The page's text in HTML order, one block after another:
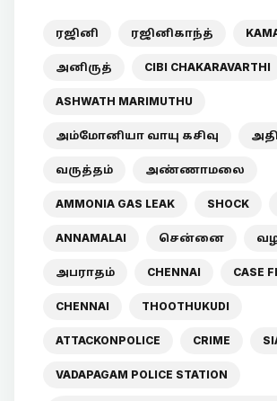
ரஜினி ரஜினிகாந்த்
அனிருத் CIBI CHAKARAVARTHI
ASHWATH MARIMUTHU
அம்மோனியா வாயு கசிவு
வருத்தம் அண்ணாமலை
AMMONIA GAS LEAK SHOCK
ANNAMALAI சென்னை
அபராதம் CHENNAI CASE
CHENNAI THOOTHUKUDI
ATTACKONPOLICE CRIME
VADAPAGAM POLICE STATION